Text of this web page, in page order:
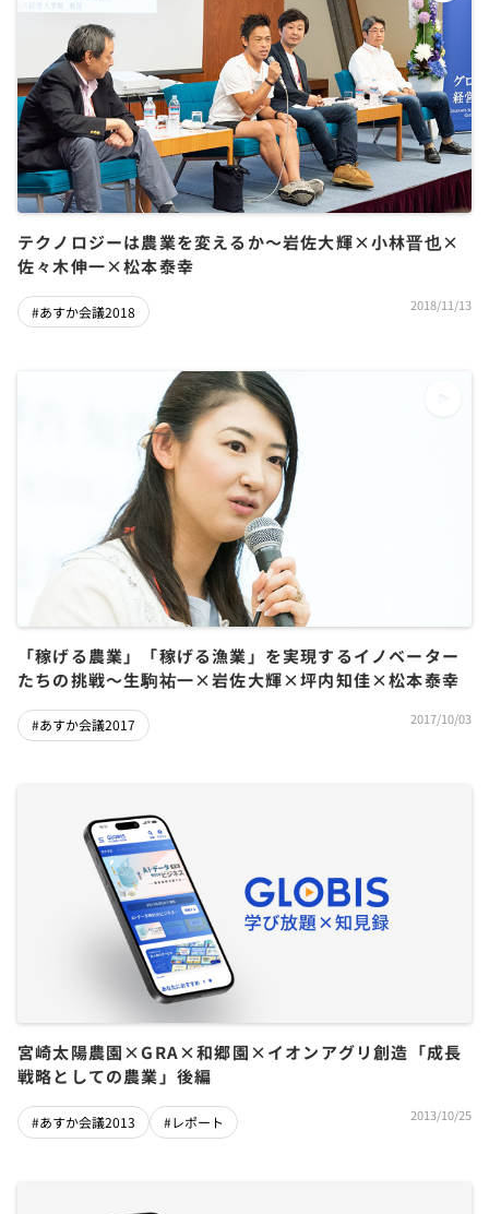
テクノロジーは農業を変えるか～岩佐大輝×小林晋也×
佐々木伸一×松本泰幸
#あすか会議2018 2018/11/13
「稼げる農業」「稼げる漁業」を実現するイノベーター
たちの挑戦～生駒祐一×岩佐大輝×坪内知佳×松本泰幸
#あすか会議2017 2017/10/03
宮崎太陽農園×GRA×和郷園×イオンアグリ創造「成長
戦略としての農業」後編
#あすか会議2013 #レポート 2013/10/25